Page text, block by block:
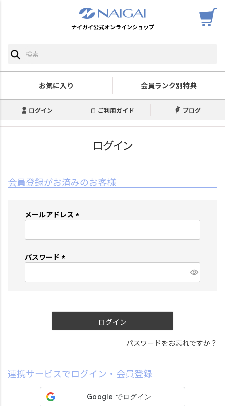
ナイガイ公式オンラインショップ
お気に入り 会員ランク別特典
ログイン ご利用ガイド ブログ
ログイン
会員登録がお済みのお客様
メールアドレス
必
パスワード
必
ログイン
パスワードをお忘れですか？
連携サービスでログイン・会員登録